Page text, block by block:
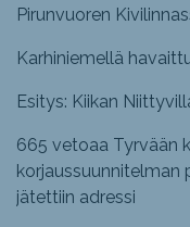
Pirunvuoren
Karhiniemellä
Esitys: Kiikan
665 vetoaa Tyrvään
jätettiin adressi